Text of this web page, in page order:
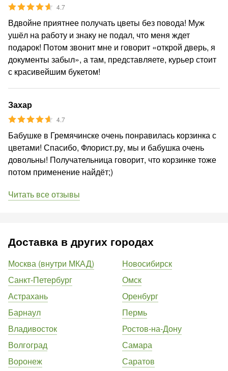
4.7
Вдвойне приятнее получать цветы без повода! Муж
ушёл на работу и знаку не подал, что меня ждет
подарок! Потом звонит мне и говорит «открой дверь, я
документы забыл», а там, представляете, курьер стоит
с красивейшим букетом!
Захар
4.7
Бабушке в Гремячинске очень понравилась корзинка с
цветами! Спасибо, Флорист.ру, мы и бабушка очень
довольны! Получательница говорит, что корзинке тоже
потом применение найдёт;)
Читать все отзывы
Доставка в других городах
Москва (внутри МКАД)
Санкт-Петербург
Астрахань
Барнаул
Владивосток
Волгоград
Воронеж
Новосибирск
Омск
Оренбург
Пермь
Ростов-на-Дону
Самара
Саратов